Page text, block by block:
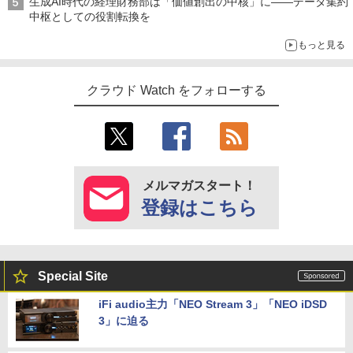
中枢としての役割転換を
もっと見る
クラウド Watch をフォローする
メルマガスタート！
登録はこちら
Special Site
iFi audio主力「NEO Stream 3」「NEO iDSD
3」に迫る